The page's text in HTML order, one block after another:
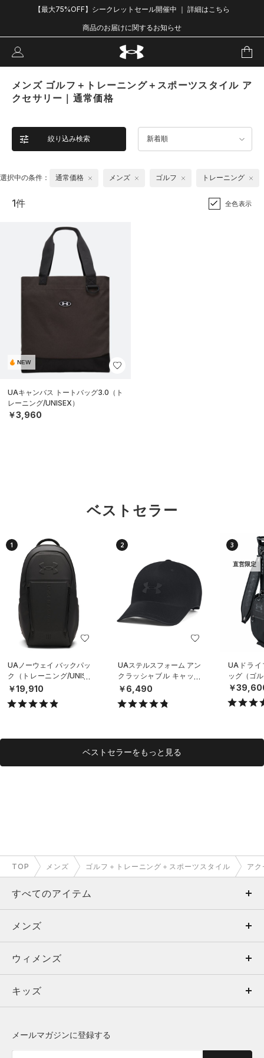
【最大75%OFF】シークレットセール開催中 ｜ 詳細はこちら
商品のお届けに関するお知らせ
メンズ ゴルフ＋トレーニング＋スポーツスタイル ア
クセサリー｜通常価格
絞り込み検索 新着順
選択中の条件： 通常価格 メンズ ゴルフ トレーニング
1件 全色表示
NEW
UAキャンバス トートバッグ3.0（ト
レーニング/UNISEX）
￥3,960
ベストセラー
1
UAノーウェイ バックパッ
ク（トレーニング/UNISE
X）
￥19,910
2
UAステルスフォーム アン
クラッシャブル キャップ
（ライフスタイル/UNISE
X）
￥6,490
3
直営限定
UAドライ
ッグ（ゴ
￥
ベストセラーをもっと見る
TOP メンズ ゴルフ＋トレーニング＋スポーツスタイル ア
すべてのアイテム
メンズ
ウィメンズ
キッズ
メンズ
トップス
ボトムス
ウィメンズ
トップス
キッズ
メールマガジンに登録する